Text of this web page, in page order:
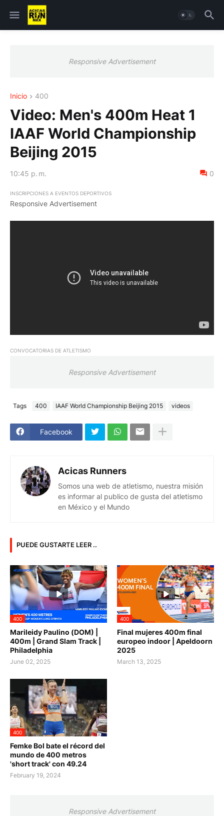
Responsive Advertisement
Inicio 400
Video: Men's 400m Heat 1
IAAF World Championship
Beijing 2015
10:45 p. m. 0
INSCRIPCIONES A EVENTOS DEPORTIVOS
Responsive Advertisement
CONVOCATORIAS DE ATLETISMO
Responsive Advertisement
Tags 400 IAAF World Championship Beijing 2015 videos
Facebook
Acicas Runners
Somos una web de atletismo, nuestra misión
es informar al publico de gusta del atletismo
en México y el Mundo
PUEDE GUSTARTE LEER ..
400
Marileidy Paulino (DOM) |
400m | Grand Slam Track |
Philadelphia
June 02, 2025
400
Final mujeres 400m final
europeo indoor | Apeldoorn
2025
March 13, 2025
400
Femke Bol bate el récord del
mundo de 400 metros
'short track' con 49.24
February 19, 2024
Responsive Advertisement